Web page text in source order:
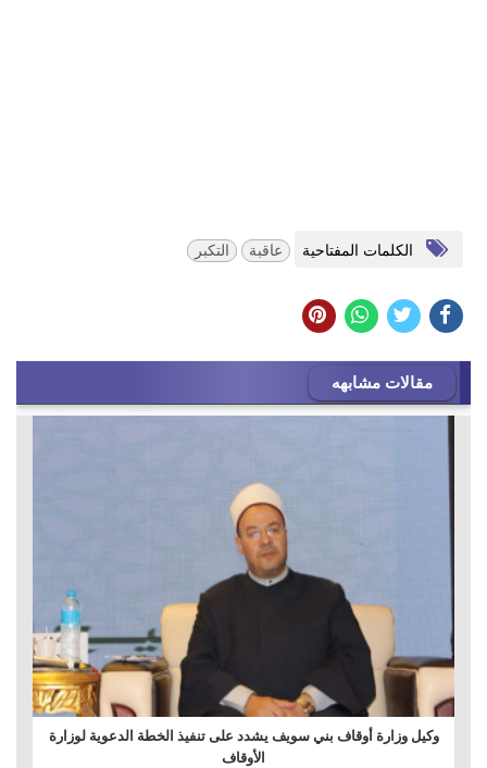
الكلمات المفتاحية عاقبة التكبر
مقالات مشابهه
وكيل وزارة أوقاف بني سويف يشدد على تنفيذ الخطة الدعوية لوزارة
الأوقاف